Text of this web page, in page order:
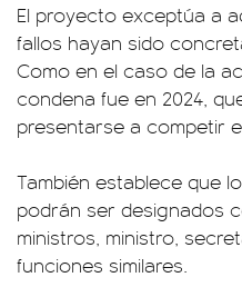
El proyecto exceptúa a
fallos hayan sido
Como en el caso de la
condena fue en 2024,
presentarse a competir
También establece que
podrán ser designados
ministros, ministro,
funciones similares.